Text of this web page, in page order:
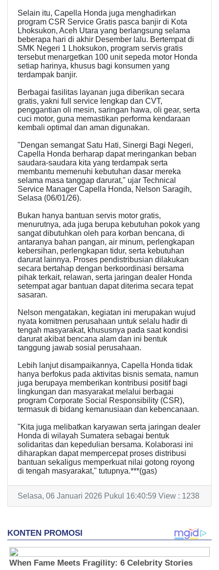
Selain itu, Capella Honda juga menghadirkan
program CSR Service Gratis pasca banjir di Kota
Lhoksukon, Aceh Utara yang berlangsung selama
beberapa hari di akhir Desember lalu. Bertempat di
SMK Negeri 1 Lhoksukon, program servis gratis
tersebut menargetkan 100 unit sepeda motor Honda
setiap harinya, khusus bagi konsumen yang
terdampak banjir.
Berbagai fasilitas layanan juga diberikan secara
gratis, yakni full service lengkap dan CVT,
penggantian oli mesin, saringan hawa, oli gear, serta
cuci motor, guna memastikan performa kendaraan
kembali optimal dan aman digunakan.
"Dengan semangat Satu Hati, Sinergi Bagi Negeri,
Capella Honda berharap dapat meringankan beban
saudara-saudara kita yang terdampak serta
membantu memenuhi kebutuhan dasar mereka
selama masa tanggap darurat," ujar Technical
Service Manager Capella Honda, Nelson Saragih,
Selasa (06/01/26).
Bukan hanya bantuan servis motor gratis,
menurutnya, ada juga berupa kebutuhan pokok yang
sangat dibutuhkan oleh para korban bencana, di
antaranya bahan pangan, air minum, perlengkapan
kebersihan, perlengkapan tidur, serta kebutuhan
darurat lainnya. Proses pendistribusian dilakukan
secara bertahap dengan berkoordinasi bersama
pihak terkait, relawan, serta jaringan dealer Honda
setempat agar bantuan dapat diterima secara tepat
sasaran.
Nelson mengatakan, kegiatan ini merupakan wujud
nyata komitmen perusahaan untuk selalu hadir di
tengah masyarakat, khususnya pada saat kondisi
darurat akibat bencana alam dan ini bentuk
tanggung jawab sosial perusahaan.
Lebih lanjut disampaikannya, Capella Honda tidak
hanya berfokus pada aktivitas bisnis semata, namun
juga berupaya memberikan kontribusi positif bagi
lingkungan dan masyarakat melalui berbagai
program Corporate Social Responsibility (CSR),
termasuk di bidang kemanusiaan dan kebencanaan.
"Kita juga melibatkan karyawan serta jaringan dealer
Honda di wilayah Sumatera sebagai bentuk
solidaritas dan kepedulian bersama. Kolaborasi ini
diharapkan dapat mempercepat proses distribusi
bantuan sekaligus memperkuat nilai gotong royong
di tengah masyarakat," tutupnya.***(gas)
Selasa, 06 Januari 2026 Pukul 16:40:59 View : 1238